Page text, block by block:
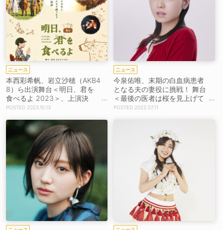
ニュース
本西彩希帆、岩立沙穂（AKB4
8）ら出演舞台＜明日、君を
食べるよ 2023＞、上演決
定！
2023.10.13
ニュース
今泉佑唯、末期の白血病患者
となる夫の妻役に挑戦！ 舞台
＜最後の医者は桜を見上げて
君を想う＞出演決定
2022.07.11